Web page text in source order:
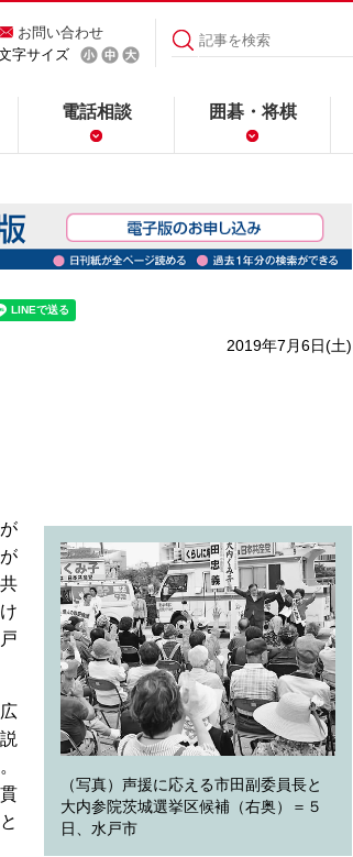
お問い合わせ
字サイズ
電話相談 囲碁・将棋
2019年7月6日(土)
（写真）声援に応える市田副委員長と
大内参院茨城選挙区候補（右奥）＝５
日、水戸市